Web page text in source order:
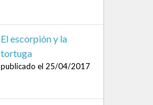
El escorpión y la
tortuga
publicado el 25/04/2017